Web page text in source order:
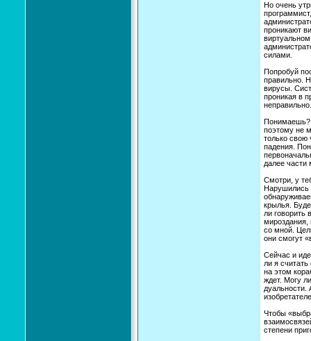
Но очень
проникают
силами.
Попробуй
правильно.
вирусы.
проникая в
Понимаешь?
поэтому не
только свою
падения.
далее части
Смотри, у
Нарушились
крылья.
ли говорить
мироздания,
со мной.
они смогут
Сейчас и
ли я
на этом
ждет. Могу
дуальности.
Чтобы
степени